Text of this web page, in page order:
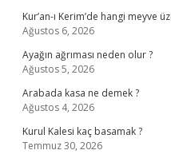
Kur’an-ı Kerim’de hangi meyve
Ağustos 6, 2026
Ayağın ağrıması neden olur ?
Ağustos 5, 2026
Arabada kasa ne demek ?
Ağustos 4, 2026
Kurul Kalesi kaç basamak ?
Temmuz 30, 2026